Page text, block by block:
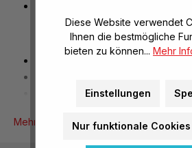
Ersatzlampe für Lichtbox
Leistung: 36 W
Mehr Produktinformationen
Diese Website verwendet
Ihnen die bestmögliche
bieten zu können... Mehr
Einstellungen
Nur funktionale